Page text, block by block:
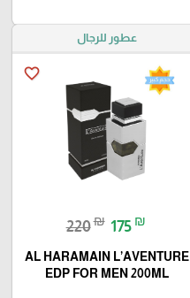
عطور للرجال
favorite_border
220₪ 175 ₪
AL HARAMAIN L’AVENTURE
EDP FOR MEN 200ML